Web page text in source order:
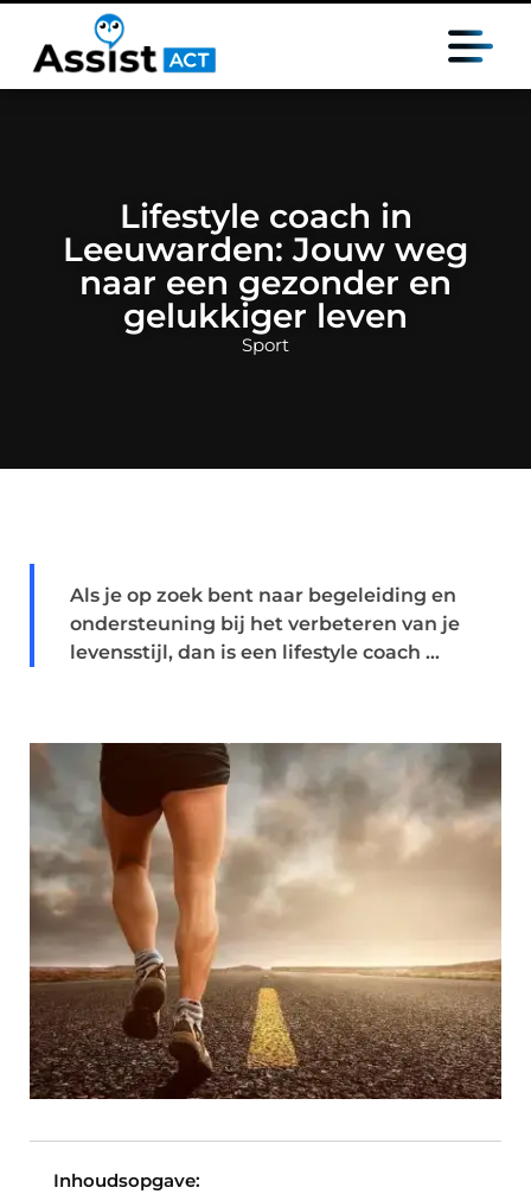
Lifestyle coach in
Leeuwarden: Jouw weg
naar een gezonder en
gelukkiger leven
Sport
Als je op zoek bent naar begeleiding en
ondersteuning bij het verbeteren van je
levensstijl, dan is een lifestyle coach ...
Inhoudsopgave: